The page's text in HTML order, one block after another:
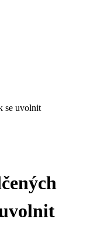
se uvolnit